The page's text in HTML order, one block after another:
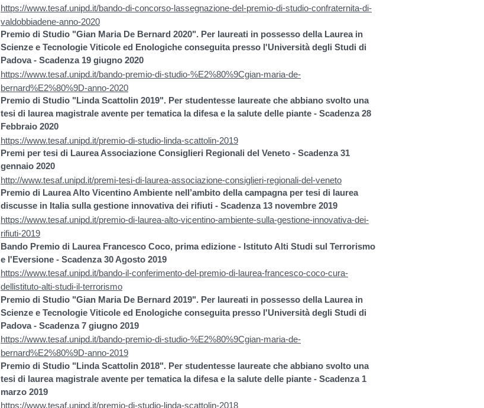
https://www.tesaf.unipd.it/bando-di-concorso-lassegnazione-del-premio-di-studio-confraternita-di-
valdobbiadene-anno-2020
Premio di Studio "Gian Maria De Bernard 2020". Per laureati in possesso della Laurea in
Scienze e Tecnologie Viticole ed Enologiche conseguita presso l'Università degli Studi di
Padova - Scadenza 19 giugno 2020
https://www.tesaf.unipd.it/bando-premio-di-studio-%E2%80%9Cgian-maria-de-
bernard%E2%80%9D-anno-2020
Premio di Studio "Linda Scattolin 2019". Per studentesse laureate che abbiano svolto una
tesi di laurea magistrale avente per tematica la difesa e la salute delle piante - Scadenza 28
Febbraio 2020
https://www.tesaf.unipd.it/premio-di-studio-linda-scattolin-2019
Premi per tesi di Laurea Associazione Consiglieri Regionali del Veneto - Scadenza 31
gennaio 2020
http://www.tesaf.unipd.it/premi-tesi-di-laurea-associazione-consiglieri-regionali-del-veneto
Premio di Laurea Alto Vicentino Ambiente nell’ambito della campagna per tesi di laurea
discusse in Italia sulla gestione innovativa dei rifiuti - Scadenza 13 novembre 2019
https://www.tesaf.unipd.it/premio-di-laurea-alto-vicentino-ambiente-sulla-gestione-innovativa-dei-
rifiuti-2019
Bando Premio di Laurea Francesco Coco, prima edizione - Istituto Alti Studi sul Terrorismo
e l'Eversione - Scadenza 30 Agosto 2019
https://www.tesaf.unipd.it/bando-il-conferimento-del-premio-di-laurea-francesco-coco-cura-
dellistituto-alti-studi-il-terrorismo
Premio di Studio "Gian Maria De Bernard 2019". Per laureati in possesso della Laurea in
Scienze e Tecnologie Viticole ed Enologiche conseguita presso l'Università degli Studi di
Padova - Scadenza 7 giugno 2019
https://www.tesaf.unipd.it/bando-premio-di-studio-%E2%80%9Cgian-maria-de-
bernard%E2%80%9D-anno-2019
Premio di Studio "Linda Scattolin 2018". Per studentesse laureate che abbiano svolto una
tesi di laurea magistrale avente per tematica la difesa e la salute delle piante - Scadenza 1
marzo 2019
https://www.tesaf.unipd.it/premio-di-studio-linda-scattolin-2018